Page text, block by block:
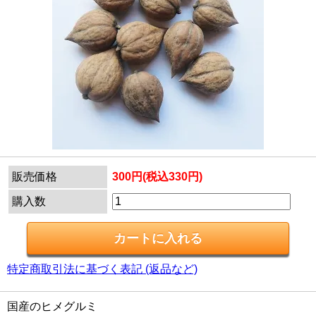
販売価格 300円(税込330円)
購入数
特定商取引法に基づく表記 (返品など)
国産のヒメグルミ